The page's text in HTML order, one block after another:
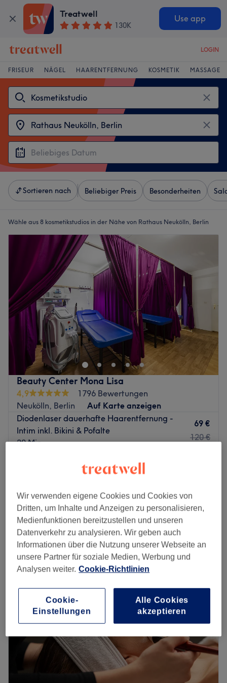
Treatwell
130K
Use app
LOGIN
FRISEUR NÄGEL HAARENTFERNUNG KOSMETIK MASSAGE
Sortieren nach Beliebiger Preis Besonderheiten
Wähle aus 8 kosmetikstudios in der Nähe von Rathaus Neukölln, Berlin
Beauty Center Mona Lisa
4,9
1796 Bewertungen
Neukölln, Berlin
Auf Karte anzeigen
Diodenlaser dauerhafte Haarentfernung -
Intim inkl. Bikini & Pofalte
20 Min.
69 €
120 €
Diodenlaser dauerhafte Haarentfernung - Intim
Damen - IPL/SHR Dauerhafte Haarentfernung
- Beratung
10 Min.
1 €
Schnellansicht Saloninfos
Montag
Donnerstag
10:00–20:00
Freitag
10:00–20:00
Sonntag
Geschlossen
Wer schön sein will, muss nicht leiden, sondern einfach
nur in das Beauty Center Mona Lisa kommen. Nach
Wir verwenden eigene Cookies und Cookies von
Dritten, um Inhalte und Anzeigen zu personalisieren,
Medienfunktionen bereitzustellen und unseren
Datenverkehr zu analysieren. Wir geben auch
Informationen über die Nutzung unserer Webseite an
unsere Partner für soziale Medien, Werbung und
Analysen weiter. Cookie-Richtlinien
Cookie-
Einstellungen
Alle Cookies
akzeptieren